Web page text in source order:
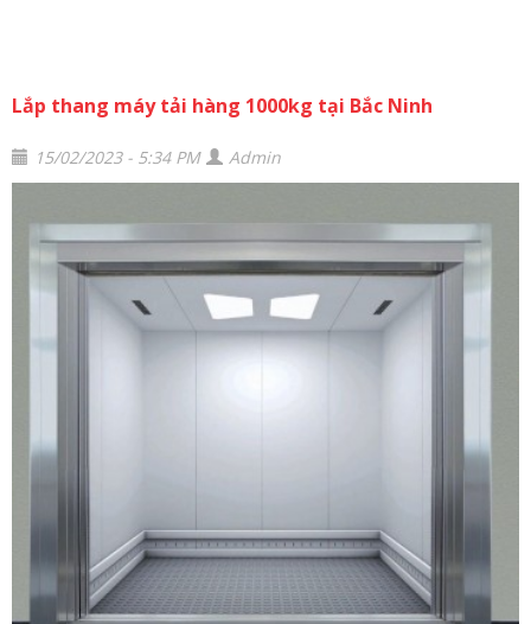
Lắp thang máy tải hàng 1000kg tại Bắc Ninh
15/02/2023 - 5:34 PM Admin